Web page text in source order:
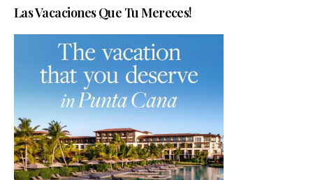
Las Vacaciones Que Tu Mereces!